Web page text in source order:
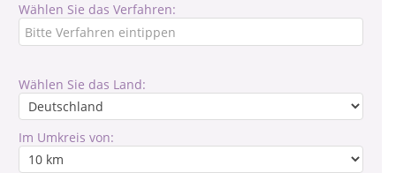
Wählen Sie das Verfahren:
Wählen Sie das Land:
Im Umkreis von: